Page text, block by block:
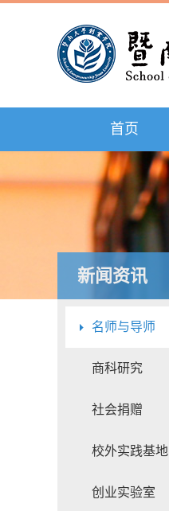
首页
新闻资讯
名师与导师
商科研究
社会捐赠
校外实践基地
创业实验室